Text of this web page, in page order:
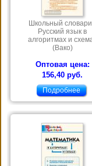
Школьный
Русский язык в
алгоритмах и
(Вако)
Оптовая цена:
156,40 руб.
Подробнее